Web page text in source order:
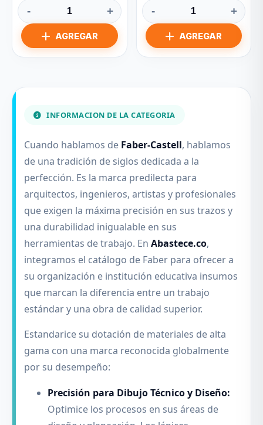
- + - +
INFORMACION DE LA CATEGORIA
Cuando hablamos de Faber-Castell, hablamos
de una tradición de siglos dedicada a la
perfección. Es la marca predilecta para
arquitectos, ingenieros, artistas y profesionales
que exigen la máxima precisión en sus trazos y
una durabilidad inigualable en sus
herramientas de trabajo. En Abastece.co,
integramos el catálogo de Faber para ofrecer a
su organización e institución educativa insumos
que marcan la diferencia entre un trabajo
estándar y una obra de calidad superior.
Estandarice su dotación de materiales de alta
gama con una marca reconocida globalmente
por su desempeño:
Precisión para Dibujo Técnico y Diseño:
Optimice los procesos en sus áreas de